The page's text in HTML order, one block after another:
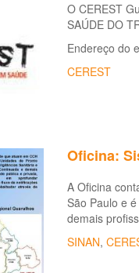
O CEREST
SAÚDE DO
Endereço do
CEREST
Oficina:
A Oficina
São Paulo e
demais
SINAN,